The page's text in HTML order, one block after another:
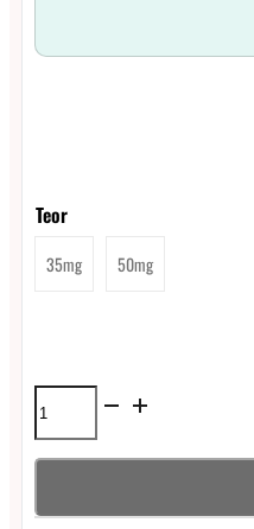
Teor
35mg 50mg
Líquido
Born